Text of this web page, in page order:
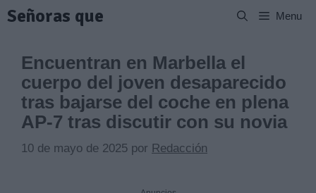
Saltar
alSeñoras que Menu
Encuentran en Marbella el
cuerpo del joven desaparecido
tras bajarse del coche en plena
AP-7 tras discutir con su novia
10 de mayo de 2025 por Redacción